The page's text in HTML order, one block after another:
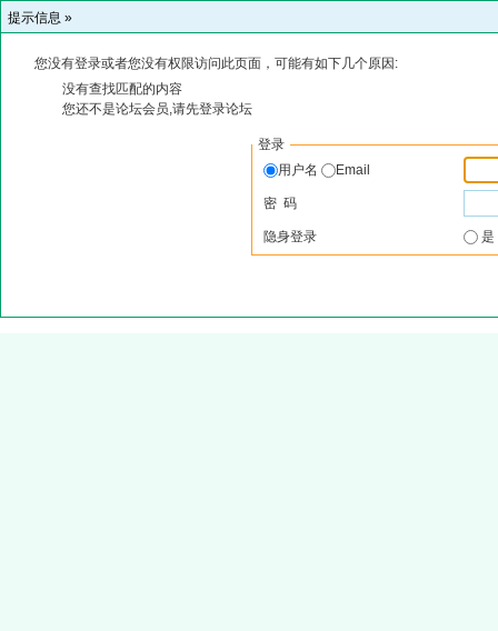
提示信息 »
您没有登录或者您没有权限访问此页面，可能有如下几个原因:
没有查找匹配的内容
您还不是论坛会员,请先登录论坛
登录
用户名
Email
密 码
隐身登录